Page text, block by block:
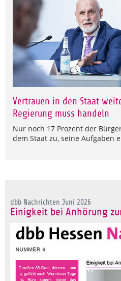
Vertrauen in den Staat
Regierung muss handeln
Nur noch 17 Prozent der
dem Staat zu, seine Aufgaben
dbb Nachrichten Juni 2026
Einigkeit bei Anhörung